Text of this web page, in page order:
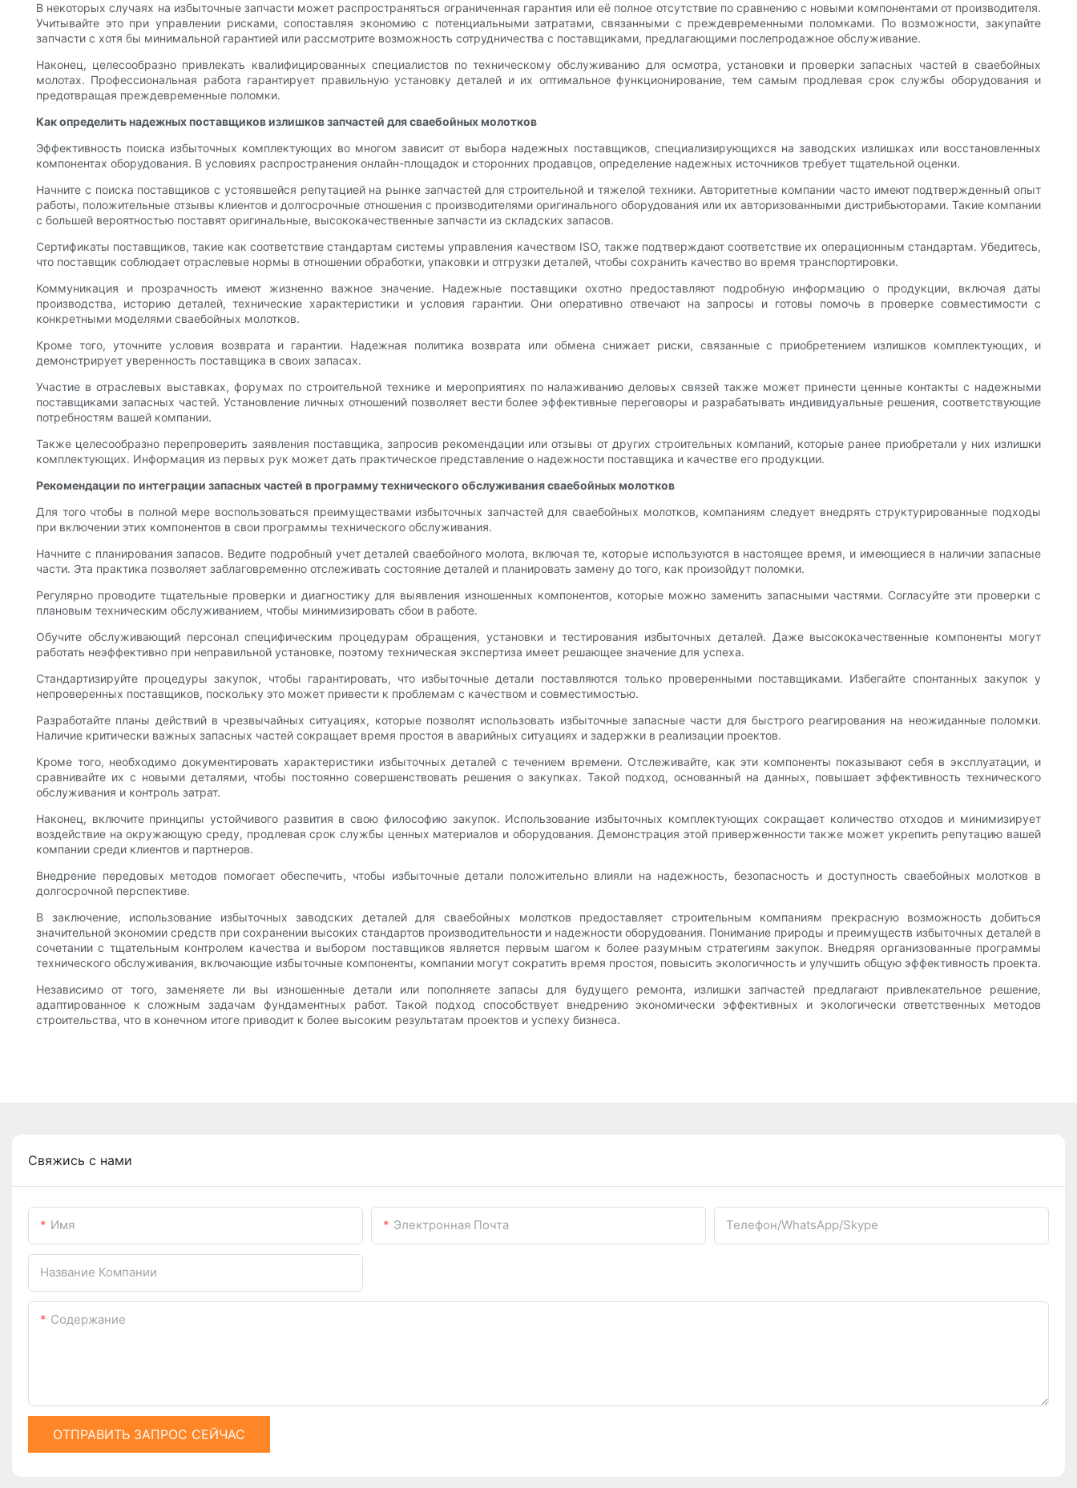
В некоторых случаях на избыточные запчасти может распространяться ограниченная гарантия или её полное отсутствие по сравнению с новыми компонентами от производителя.
Учитывайте это при управлении рисками, сопоставляя экономию с потенциальными затратами, связанными с преждевременными поломками. По возможности, закупайте
запчасти с хотя бы минимальной гарантией или рассмотрите возможность сотрудничества с поставщиками, предлагающими послепродажное обслуживание.
Наконец, целесообразно привлекать квалифицированных специалистов по техническому обслуживанию для осмотра, установки и проверки запасных частей в сваебойных
молотах. Профессиональная работа гарантирует правильную установку деталей и их оптимальное функционирование, тем самым продлевая срок службы оборудования и
предотвращая преждевременные поломки.
Как определить надежных поставщиков излишков запчастей для сваебойных молотков
Эффективность поиска избыточных комплектующих во многом зависит от выбора надежных поставщиков, специализирующихся на заводских излишках или восстановленных
компонентах оборудования. В условиях распространения онлайн-площадок и сторонних продавцов, определение надежных источников требует тщательной оценки.
Начните с поиска поставщиков с устоявшейся репутацией на рынке запчастей для строительной и тяжелой техники. Авторитетные компании часто имеют подтвержденный опыт
работы, положительные отзывы клиентов и долгосрочные отношения с производителями оригинального оборудования или их авторизованными дистрибьюторами. Такие компании
с большей вероятностью поставят оригинальные, высококачественные запчасти из складских запасов.
Сертификаты поставщиков, такие как соответствие стандартам системы управления качеством ISO, также подтверждают соответствие их операционным стандартам. Убедитесь,
что поставщик соблюдает отраслевые нормы в отношении обработки, упаковки и отгрузки деталей, чтобы сохранить качество во время транспортировки.
Коммуникация и прозрачность имеют жизненно важное значение. Надежные поставщики охотно предоставляют подробную информацию о продукции, включая даты
производства, историю деталей, технические характеристики и условия гарантии. Они оперативно отвечают на запросы и готовы помочь в проверке совместимости с
конкретными моделями сваебойных молотков.
Кроме того, уточните условия возврата и гарантии. Надежная политика возврата или обмена снижает риски, связанные с приобретением излишков комплектующих, и
демонстрирует уверенность поставщика в своих запасах.
Участие в отраслевых выставках, форумах по строительной технике и мероприятиях по налаживанию деловых связей также может принести ценные контакты с надежными
поставщиками запасных частей. Установление личных отношений позволяет вести более эффективные переговоры и разрабатывать индивидуальные решения, соответствующие
потребностям вашей компании.
Также целесообразно перепроверить заявления поставщика, запросив рекомендации или отзывы от других строительных компаний, которые ранее приобретали у них излишки
комплектующих. Информация из первых рук может дать практическое представление о надежности поставщика и качестве его продукции.
Рекомендации по интеграции запасных частей в программу технического обслуживания сваебойных молотков
Для того чтобы в полной мере воспользоваться преимуществами избыточных запчастей для сваебойных молотков, компаниям следует внедрять структурированные подходы
при включении этих компонентов в свои программы технического обслуживания.
Начните с планирования запасов. Ведите подробный учет деталей сваебойного молота, включая те, которые используются в настоящее время, и имеющиеся в наличии запасные
части. Эта практика позволяет заблаговременно отслеживать состояние деталей и планировать замену до того, как произойдут поломки.
Регулярно проводите тщательные проверки и диагностику для выявления изношенных компонентов, которые можно заменить запасными частями. Согласуйте эти проверки с
плановым техническим обслуживанием, чтобы минимизировать сбои в работе.
Обучите обслуживающий персонал специфическим процедурам обращения, установки и тестирования избыточных деталей. Даже высококачественные компоненты могут
работать неэффективно при неправильной установке, поэтому техническая экспертиза имеет решающее значение для успеха.
Стандартизируйте процедуры закупок, чтобы гарантировать, что избыточные детали поставляются только проверенными поставщиками. Избегайте спонтанных закупок у
непроверенных поставщиков, поскольку это может привести к проблемам с качеством и совместимостью.
Разработайте планы действий в чрезвычайных ситуациях, которые позволят использовать избыточные запасные части для быстрого реагирования на неожиданные поломки.
Наличие критически важных запасных частей сокращает время простоя в аварийных ситуациях и задержки в реализации проектов.
Кроме того, необходимо документировать характеристики избыточных деталей с течением времени. Отслеживайте, как эти компоненты показывают себя в эксплуатации, и
сравнивайте их с новыми деталями, чтобы постоянно совершенствовать решения о закупках. Такой подход, основанный на данных, повышает эффективность технического
обслуживания и контроль затрат.
Наконец, включите принципы устойчивого развития в свою философию закупок. Использование избыточных комплектующих сокращает количество отходов и минимизирует
воздействие на окружающую среду, продлевая срок службы ценных материалов и оборудования. Демонстрация этой приверженности также может укрепить репутацию вашей
компании среди клиентов и партнеров.
Внедрение передовых методов помогает обеспечить, чтобы избыточные детали положительно влияли на надежность, безопасность и доступность сваебойных молотков в
долгосрочной перспективе.
В заключение, использование избыточных заводских деталей для сваебойных молотков предоставляет строительным компаниям прекрасную возможность добиться
значительной экономии средств при сохранении высоких стандартов производительности и надежности оборудования. Понимание природы и преимуществ избыточных деталей в
сочетании с тщательным контролем качества и выбором поставщиков является первым шагом к более разумным стратегиям закупок. Внедряя организованные программы
технического обслуживания, включающие избыточные компоненты, компании могут сократить время простоя, повысить экологичность и улучшить общую эффективность проекта.
Независимо от того, заменяете ли вы изношенные детали или пополняете запасы для будущего ремонта, излишки запчастей предлагают привлекательное решение,
адаптированное к сложным задачам фундаментных работ. Такой подход способствует внедрению экономически эффективных и экологически ответственных методов
строительства, что в конечном итоге приводит к более высоким результатам проектов и успеху бизнеса.
Свяжись с нами
Имя Электронная Почта Телефон/WhatsApp/Skype
Название Компании
Содержание
ОТПРАВИТЬ ЗАПРОС СЕЙЧАС